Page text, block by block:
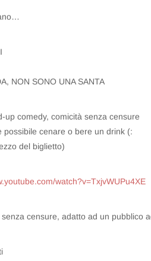
NON SONO UNA SANTA
up comedy, comicità senza censure
possibile cenare o bere un drink (:
del biglietto)
watch?v=TxjvWUPu4XE
censure, adatto ad un pubblico